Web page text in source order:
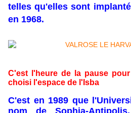
telles qu'elles sont
en 1968.
C'est l'heure de la pause
choisi l'espace de l'Isba
C'est en 1989 que